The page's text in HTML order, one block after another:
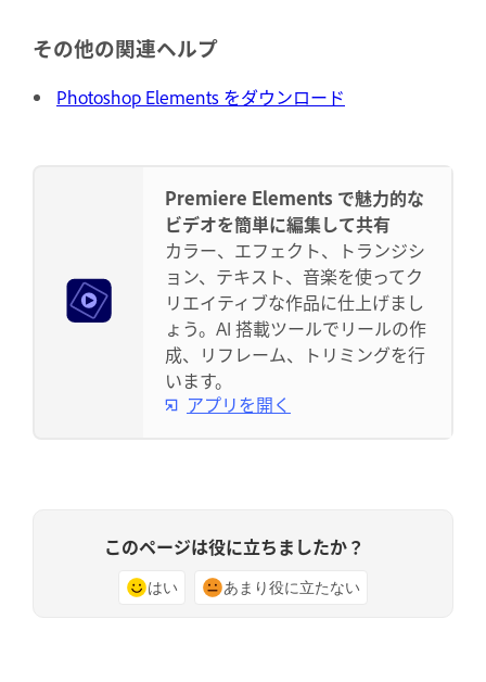
その他の関連ヘルプ
Photoshop Elements をダウンロード
Premiere Elements で魅力的な
ビデオを簡単に編集して共有
カラー、エフェクト、トランジシ
ョン、テキスト、音楽を使ってク
リエイティブな作品に仕上げまし
ょう。AI 搭載ツールでリールの作
成、リフレーム、トリミングを行
います。
アプリを開く
このページは役に立ちましたか？
はい あまり役に立たない